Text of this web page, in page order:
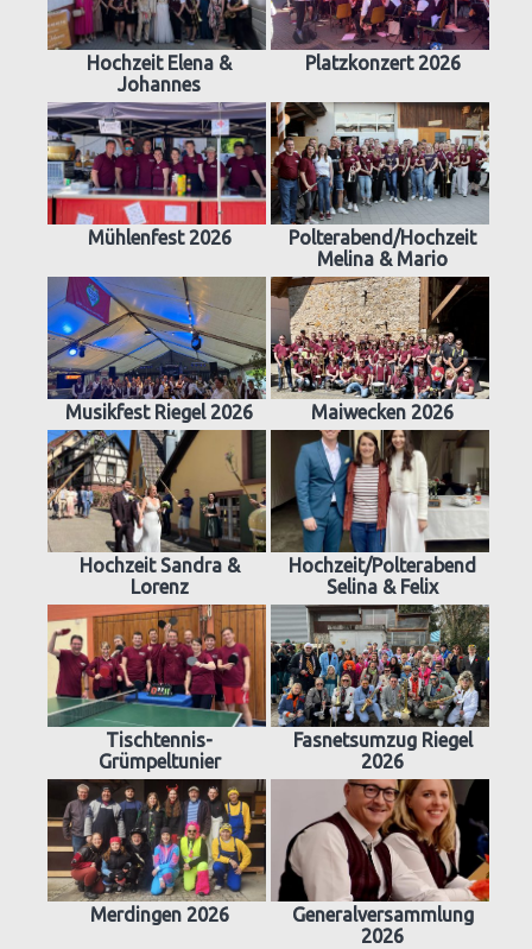
Hochzeit Elena &
Johannes
Platzkonzert 2026
Mühlenfest 2026
Polterabend/Hochzeit
Melina & Mario
Musikfest Riegel 2026 Maiwecken 2026
Hochzeit Sandra &
Lorenz
Hochzeit/Polterabend
Selina & Felix
Tischtennis-
Grümpeltunier
Fasnetsumzug Riegel
2026
Merdingen 2026
Generalversammlung
2026